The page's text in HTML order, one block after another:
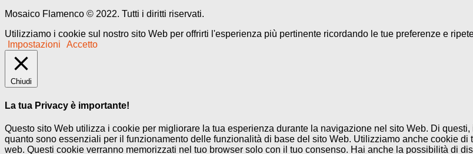
Mosaico Flamenco © 2022. Tutti i diritti riservati.
Utilizziamo i cookie sul nostro sito Web per offrirti l'esperienza più pertinente ricordando le tue preferenze e
Impostazioni
Accetto
Chiudi
La tua Privacy è importante!
Questo sito Web utilizza i cookie per migliorare la tua esperienza durante la navigazione nel sito Web. Di
quanto sono essenziali per il funzionamento delle funzionalità di base del sito Web. Utilizziamo anche cookie
web. Questi cookie verranno memorizzati nel tuo browser solo con il tuo consenso. Hai anche la possibilità di